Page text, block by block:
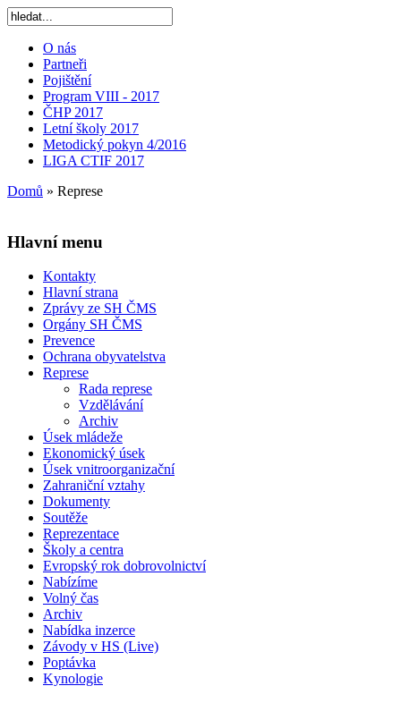
O nás
Partneři
Pojištění
Program VIII - 2017
ČHP 2017
Letní školy 2017
Metodický pokyn 4/2016
LIGA CTIF 2017
Domů » Represe
Hlavní menu
Kontakty
Hlavní strana
Zprávy ze SH ČMS
Orgány SH ČMS
Prevence
Ochrana obyvatelstva
Represe
Rada represe
Vzdělávání
Archiv
Úsek mládeže
Ekonomický úsek
Úsek vnitroorganizační
Zahraniční vztahy
Dokumenty
Soutěže
Reprezentace
Školy a centra
Evropský rok dobrovolnictví
Nabízíme
Volný čas
Archiv
Nabídka inzerce
Závody v HS (Live)
Poptávka
Kynologie